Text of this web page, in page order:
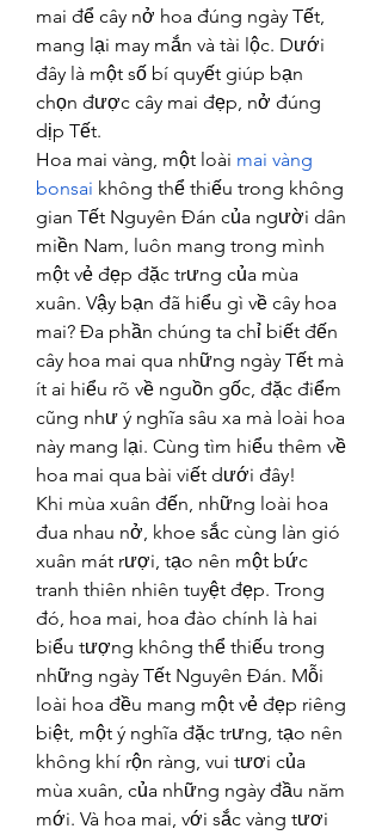
mai để cây nở hoa đúng ngày Tết,
mang lại may mắn và tài lộc. Dưới
đây là một số bí quyết giúp bạn
chọn được cây mai đẹp, nở đúng
dịp Tết.
Hoa mai vàng, một loài mai vàng
bonsai không thể thiếu trong không
gian Tết Nguyên Đán của người dân
miền Nam, luôn mang trong mình
một vẻ đẹp đặc trưng của mùa
xuân. Vậy bạn đã hiểu gì về cây hoa
mai? Đa phần chúng ta chỉ biết đến
cây hoa mai qua những ngày Tết mà
ít ai hiểu rõ về nguồn gốc, đặc điểm
cũng như ý nghĩa sâu xa mà loài hoa
này mang lại. Cùng tìm hiểu thêm về
hoa mai qua bài viết dưới đây!
Khi mùa xuân đến, những loài hoa
đua nhau nở, khoe sắc cùng làn gió
xuân mát rượi, tạo nên một bức
tranh thiên nhiên tuyệt đẹp. Trong
đó, hoa mai, hoa đào chính là hai
biểu tượng không thể thiếu trong
những ngày Tết Nguyên Đán. Mỗi
loài hoa đều mang một vẻ đẹp riêng
biệt, một ý nghĩa đặc trưng, tạo nên
không khí rộn ràng, vui tươi của
mùa xuân, của những ngày đầu năm
mới. Và hoa mai, với sắc vàng tươi